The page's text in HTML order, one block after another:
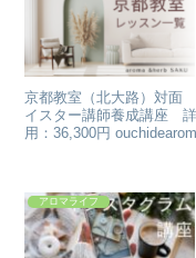
京都教室（北大路）対
イスター講師養成講座
用：36,300円
アロマライフ